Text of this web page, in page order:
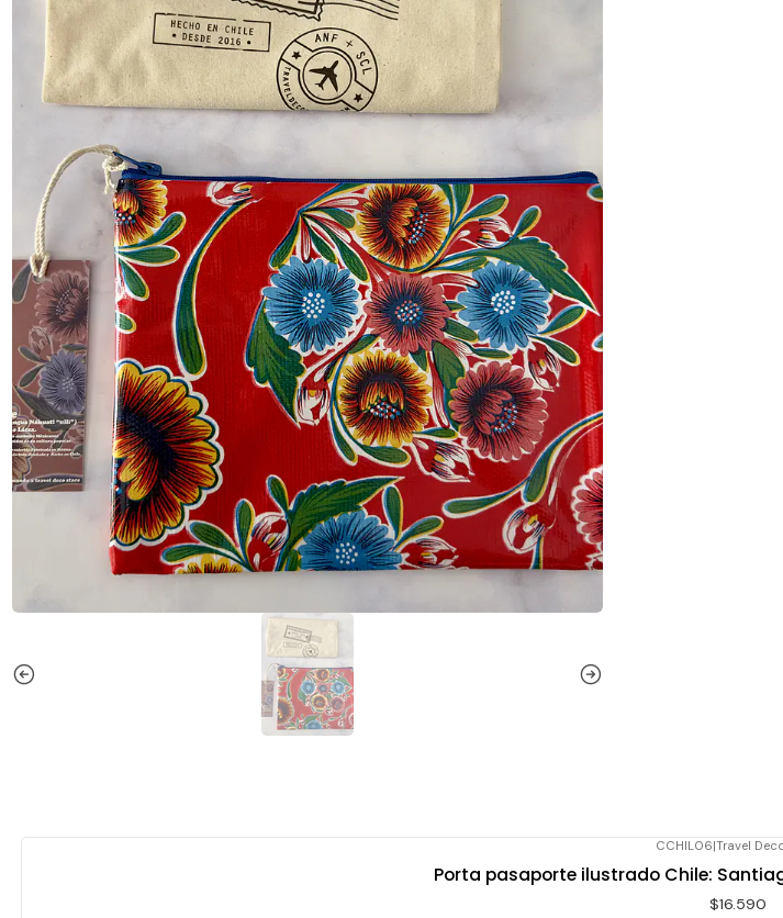
CCHIL06|Travel
Porta pasaporte ilustrado Chile:
$16.590